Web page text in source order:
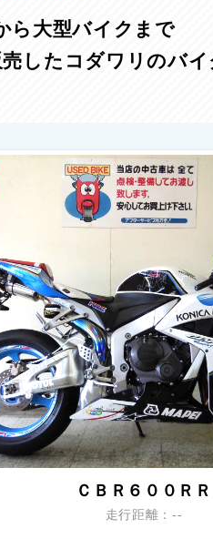
ら大型バイクまで
したコダワリのバイ
ＣＢＲ６００ＲＲ
走行距離：--